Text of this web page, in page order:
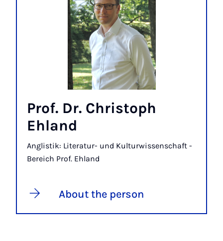
Prof. Dr. Christoph
Ehland
Anglistik: Literatur- und Kulturwissenschaft -
Bereich Prof. Ehland
About the person